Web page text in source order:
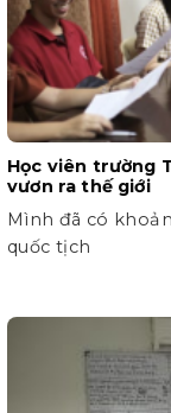
Học viên trường
vươn ra thế giới
Mình đã có
quốc tịch